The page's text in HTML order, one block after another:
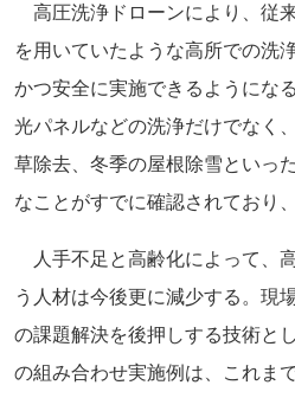
高圧洗浄ドローンにより、従
を用いていたような高所での洗
かつ安全に実施できるようにな
光パネルなどの洗浄だけでなく
草除去、冬季の屋根除雪といっ
なことがすでに確認されており
人手不足と高齢化によって、
う人材は今後更に減少する。現
の課題解決を後押しする技術と
の組み合わせ実施例は、これま